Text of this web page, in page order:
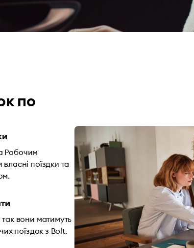
по
Робочим
поїздки та
вони матимуть
поїздок з Bolt.